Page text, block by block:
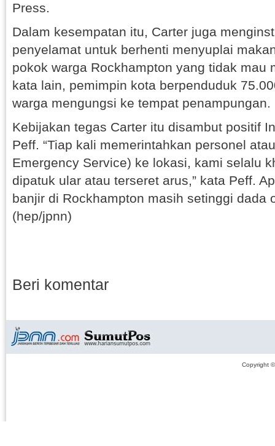
Press.
Dalam kesempatan itu, Carter juga
penyelamat untuk berhenti menyuplai
pokok warga Rockhampton yang tidak mau
kata lain, pemimpin kota berpenduduk
warga mengungsi ke tempat penampungan.
Kebijakan tegas Carter itu disambut positif
Peff. “Tiap kali memerintahkan personel
Emergency Service) ke lokasi, kami selalu
dipatuk ular atau terseret arus,” kata Peff.
banjir di Rockhampton masih setinggi dada
(hep/jpnn)
Beri komentar
Copyright